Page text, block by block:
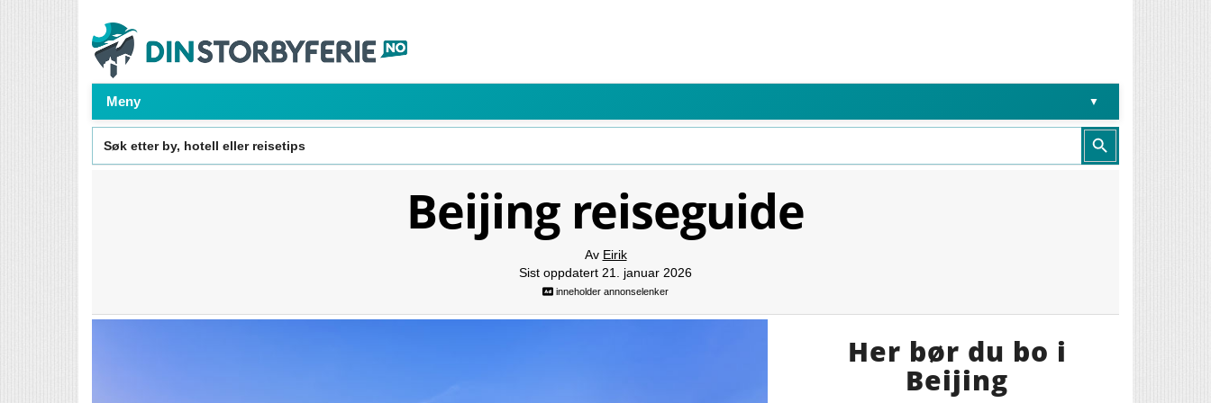
Meny
Search
for:
Search Button
Beijing reiseguide
Av Eirik
Sist oppdatert 21. januar 2026
inneholder annonselenker
Her bør du bo i
Beijing